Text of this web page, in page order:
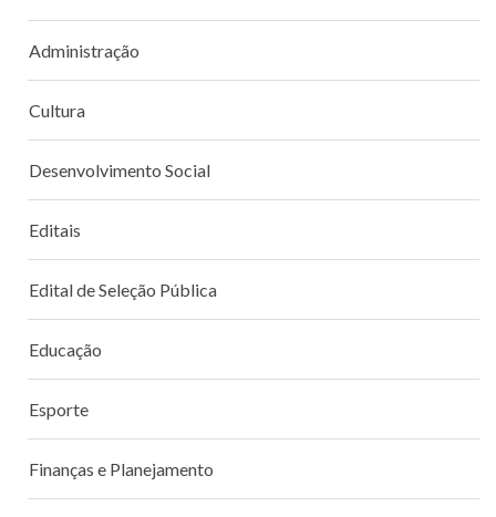
Administração
Cultura
Desenvolvimento Social
Editais
Edital de Seleção Pública
Educação
Esporte
Finanças e Planejamento